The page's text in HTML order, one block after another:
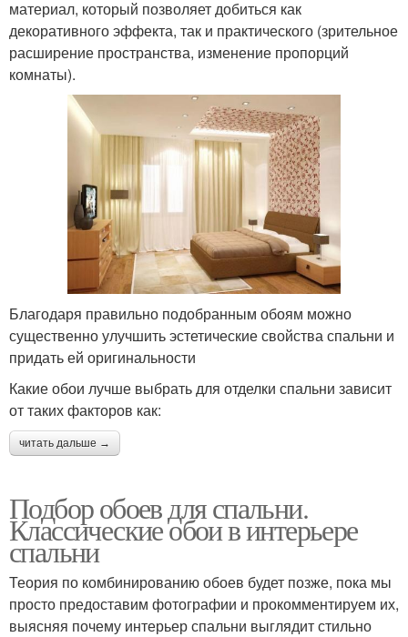
материал, который позволяет добиться как
декоративного эффекта, так и практического (зрительное
расширение пространства, изменение пропорций
комнаты).
Благодаря правильно подобранным обоям можно
существенно улучшить эстетические свойства спальни и
придать ей оригинальности
Какие обои лучше выбрать для отделки спальни зависит
от таких факторов как:
читать дальше →
Подбор обоев для спальни.
Классические обои в интерьере
спальни
Теория по комбинированию обоев будет позже, пока мы
просто предоставим фотографии и прокомментируем их,
выясняя почему интерьер спальни выглядит стильно